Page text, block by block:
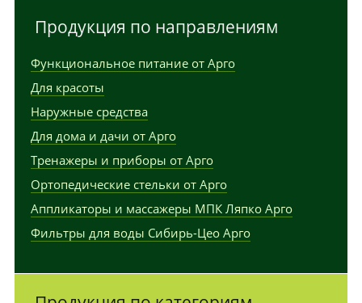
Продукция по направлениям
Функциональное питание от Арго
Для красоты
Наружные средства
Для дома и дачи от Арго
Тренажеры и приборы от Арго
Ортопедические стельки от Арго
Аппликаторы и массажеры МПК Ляпко Арго
Фильтры для воды Сибирь-Цео Арго